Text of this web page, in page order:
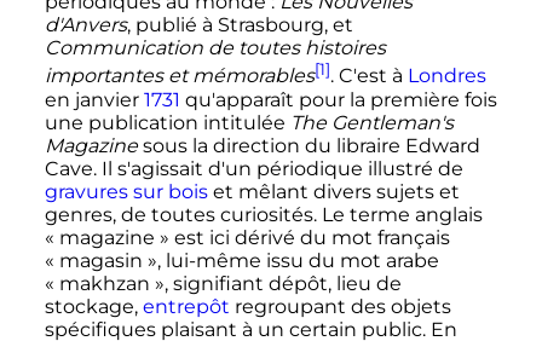
d'Anvers, publié à Strasbourg, et
Communication de toutes histoires
importantes et mémorables[1]. C'est à Londres
en janvier 1731 qu'apparaît pour la première fois
une publication intitulée The Gentleman's
Magazinesous la direction du libraire Edward
Cave. Il s'agissait d'un périodique illustré de
gravures sur boiset mêlant divers sujets et
genres, de toutes curiosités. Le terme anglais
« magazine » est ici dérivé du mot français
« magasin », lui-même issu du mot arabe
« makhzan », signifiant dépôt, lieu de
stockage, entrepôt regroupant des objets
spécifiques plaisant à un certain public. En